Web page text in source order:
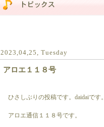
2023,04,25, Tuesday
アロエ１１８号
ひさしぶりの投稿です。daidaiです。
アロエ通信１１８号です。